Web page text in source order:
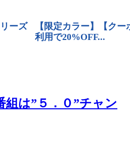
組は”５．０”チャン